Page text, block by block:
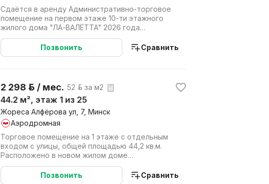
Сдаётся в аренду Административно-торговое
помещение на первом этаже 10-ти этажного
жилого дома "ЛА-ВАЛЕТТА" 2026 года
постройки, Средизамноморский ква...
Позвонить
Сравнить
2 298 р. / мес. 52 р. за м2
44.2 м², этаж 1 из 25
Жореса Алфёрова ул, 7, Минск
Аэродромная
Торговое помещение на 1 этаже с отдельным
входом с улицы, общей площадью 44,2 кв.м.
Расположено в новом жилом доме
"Манчестер", ЖК Минск Мир.Идеально ...
Позвонить
Сравнить